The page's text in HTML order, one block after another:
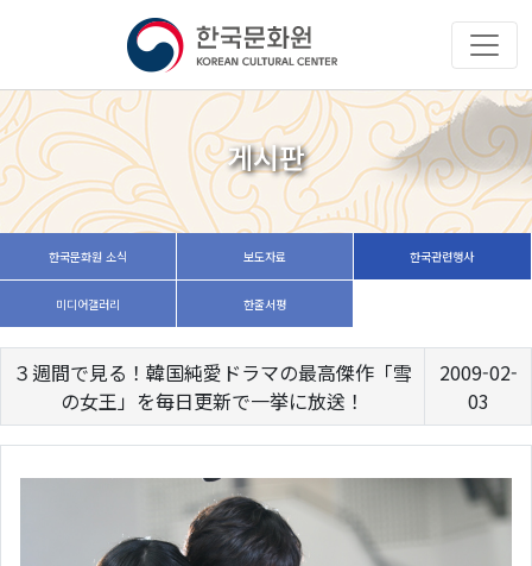
게시판
한국문화원 소식 보도자료 한국관련행사
미디어갤러리 한줄서평
３週間で見る！韓国純愛ドラマの最高傑作「雪
の女王」を毎日更新で一挙に放送！
2009-02-
03